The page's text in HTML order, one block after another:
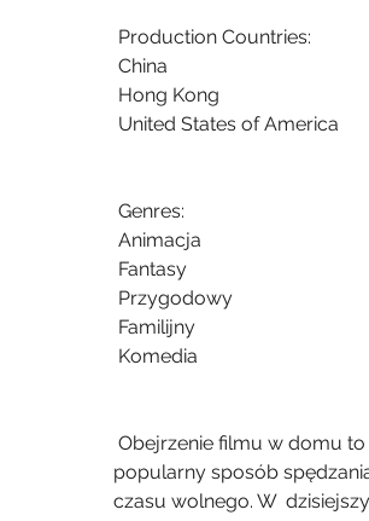
Production Countries:
China
Hong Kong
United States of America
Genres:
Animacja
Fantasy
Przygodowy
Familijny
Komedia
popularny sposób
czasu wolnego. W